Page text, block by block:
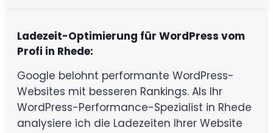
Ladezeit-Optimierung für WordPress vom
Profi in Rhede:
Google belohnt performante WordPress-
Websites mit besseren Rankings. Als Ihr
WordPress-Performance-Spezialist in Rhede
analysiere ich die Ladezeiten Ihrer Website